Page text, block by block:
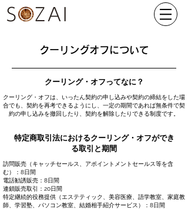
クーリングオフについて
クーリング・オフってなに？
クーリング・オフは、いったん契約の申し込みや契約の締結をした場
合でも、契約を再考できるようにし、一定の期間であれば無条件で契
約の申し込みを撤回したり、契約を解除したりできる制度です。
特定商取引法におけるクーリング・オフができ
る取引と期間
訪問販売（キャッチセールス、アポイントメントセールス等を含
む）：8日間
電話勧誘販売：8日間
連鎖販売取引：20日間
特定継続的役務提供（エステティック、美容医療、語学教室、家庭教
師、学習塾、パソコン教室、結婚相手紹介サービス）：8日間